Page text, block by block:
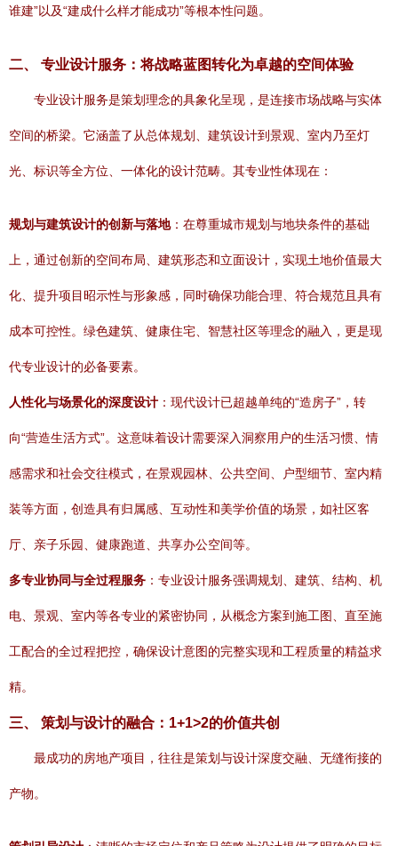
谁建”以及“建成什么样才能成功”等根本性问题。
二、 专业设计服务：将战略蓝图转化为卓越的空间体验
专业设计服务是策划理念的具象化呈现，是连接市场战略与实体
空间的桥梁。它涵盖了从总体规划、建筑设计到景观、室内乃至灯
光、标识等全方位、一体化的设计范畴。其专业性体现在：
规划与建筑设计的创新与落地：在尊重城市规划与地块条件的基础
上，通过创新的空间布局、建筑形态和立面设计，实现土地价值最大
化、提升项目昭示性与形象感，同时确保功能合理、符合规范且具有
成本可控性。绿色建筑、健康住宅、智慧社区等理念的融入，更是现
代专业设计的必备要素。
人性化与场景化的深度设计 ：现代设计已超越单纯的“造房子”，转
向“营造生活方式”。这意味着设计需要深入洞察用户的生活习惯、情
感需求和社会交往模式，在景观园林、公共空间、户型细节、室内精
装等方面，创造具有归属感、互动性和美学价值的场景，如社区客
厅、亲子乐园、健康跑道、共享办公空间等。
多专业协同与全过程服务 ：专业设计服务强调规划、建筑、结构、机
电、景观、室内等各专业的紧密协同，从概念方案到施工图、直至施
工配合的全过程把控，确保设计意图的完整实现和工程质量的精益求
精。
三、 策划与设计的融合：1+1>2的价值共创
最成功的房地产项目，往往是策划与设计深度交融、无缝衔接的
产物。